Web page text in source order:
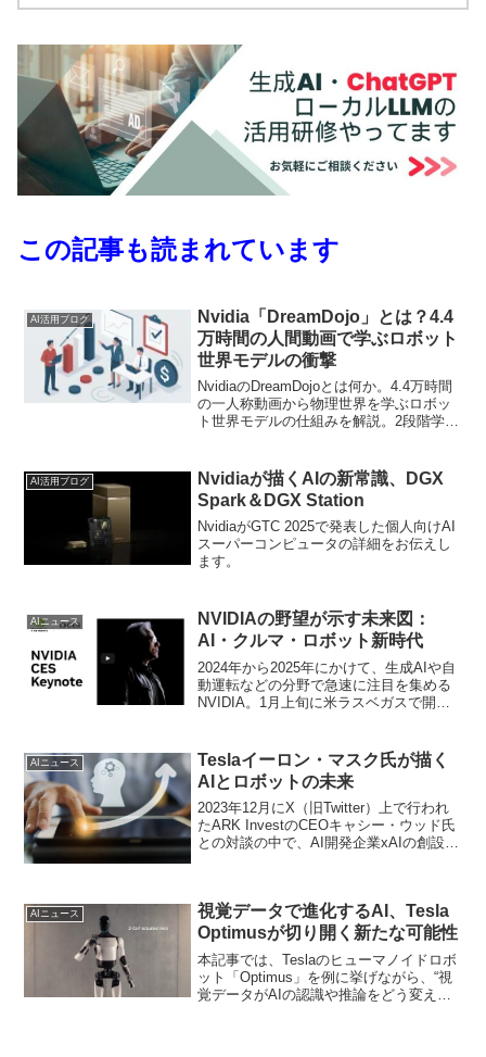
この記事も読まれています
AI活用ブログ
Nvidia「DreamDojo」とは？4.4
万時間の人間動画で学ぶロボット
世界モデルの衝撃
NvidiaのDreamDojoとは何か。4.4万時間
の一人称動画から物理世界を学ぶロボッ
ト世界モデルの仕組みを解説。2段階学習
ンによるPoC短縮と検証コスト削減の可
能性まで、企業視点で整理します。
AI活用ブログ
Nvidiaが描くAIの新常識、DGX
Spark＆DGX Station
NvidiaがGTC 2025で発表した個人向けAI
スーパーコンピュータの詳細をお伝えし
ます。
AIニュース
NVIDIAの野望が示す未来図：
AI・クルマ・ロボット新時代
2024年から2025年にかけて、生成AIや自
動運転などの分野で急速に注目を集める
NVIDIA。1月上旬に米ラスベガスで開催
で行われたJensen Huang CEOのキーノ
ートは、約1時間半という長さにもかかわ
らず“飽きさせない”ほどの熱量とメッセー
ジ性を放っていました。本稿では、その
CES発表を軸にNVIDIAの最新
GPU「Blackwell」ファミリーやAIエージ
「野望」を拡張していくのかを考察して
いきます。
AIニュース
Teslaイーロン・マスク氏が描く
AIとロボットの未来
2023年12月にX（旧Twitter）上で行われ
たARK InvestのCEOキャシー・ウッド氏
との対談の中で、AI開発企業xAIの創設者
た。この記事ではAIやロボットがもたら
す改革について詳しく紹介します。
AIニュース
視覚データで進化するAI、Tesla
Optimusが切り開く新たな可能性
本記事では、Teslaのヒューマノイドロボ
ット「Optimus」を例に挙げながら、“視
覚データがAIの認識や推論をどう変えて